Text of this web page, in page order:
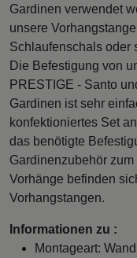
Gardinen verwendet
unsere
Schlaufenschals oder
Die Befestigung von
PRESTIGE - Santo
Gardinen ist sehr
konfektioniertes Set
das benötigte
Gardinenzubehör
Vorhänge befinden
Vorhangstangen.
Informationen zu :
Montageart: